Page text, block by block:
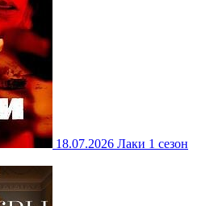
18.07.2026 Лаки 1 сезон